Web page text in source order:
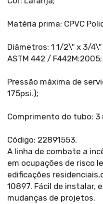
Matéria prima: CPVC
Diâmetros: 1 1/2\" x 3/4\"
ASTM 442 / F442M:2005;
Pressão máxima de
175psi.);
Comprimento do tubo:
Código: 22891553.
A linha de combate a
em ocupações de risco
edificações
10897. Fácil de instalar,
mudanças de projetos.